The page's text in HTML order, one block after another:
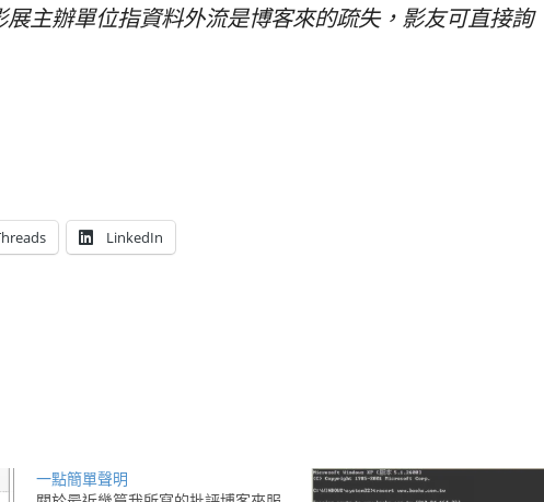
主辦單位指資料外流是博客來的疏失，影友可直接詢
LinkedIn
一點簡單聲明